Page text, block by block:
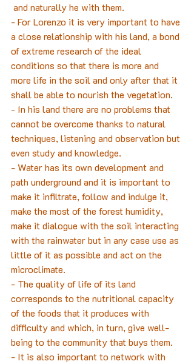
and naturally he with them.
- For Lorenzo it is very important to have
a close relationship with his land, a bond
of extreme research of the ideal
conditions so that there is more and
more life in the soil and only after that it
shall be able to nourish the vegetation.
- In his land there are no problems that
cannot be overcome thanks to natural
techniques, listening and observation but
even study and knowledge.
- Water has its own development and
path underground and it is important to
make it infiltrate, follow and indulge it,
make the most of the forest humidity,
make it dialogue with the soil interacting
with the rainwater but in any case use as
little of it as possible and act on the
microclimate.
- The quality of life of its land
corresponds to the nutritional capacity
of the foods that it produces with
difficulty and which, in turn, give well-
being to the community that buys them.
- It is also important to network with